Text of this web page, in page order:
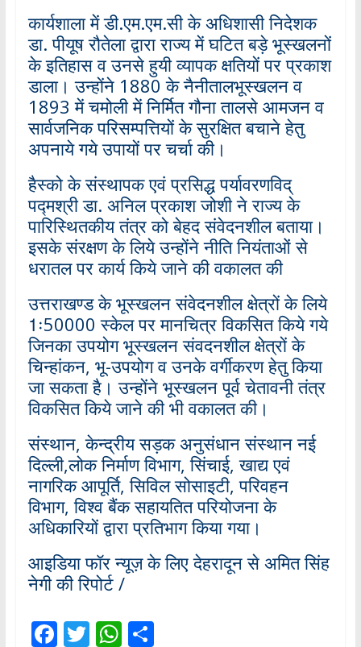
कार्यशाला में डी.एम.एम.सी के अधिशासी निदेशक
डा. पीयूष रौतेला द्वारा राज्य में घटित बड़े भूस्खलनों
के इतिहास व उनसे हुयी व्यापक क्षतियों पर प्रकाश
डाला। उन्होंने 1880 के नैनीतालभूस्खलन व
1893 में चमोली में निर्मित गौना तालसे आमजन व
सार्वजनिक परिसम्पत्तियों के सुरक्षित बचाने हेतु
अपनाये गये उपायों पर चर्चा की।
हैस्को के संस्थापक एवं प्रसिद्ध पर्यावरणविद्
पद्मश्री डा. अनिल प्रकाश जोशी ने राज्य के
पारिस्थितकीय तंत्र को बेहद संवेदनशील बताया।
इसके संरक्षण के लिये उन्होंने नीति नियंताओं से
धरातल पर कार्य किये जाने की वकालत की
उत्तराखण्ड के भूस्खलन संवेदनशील क्षेत्रों के लिये
1ः50000 स्केल पर मानचित्र विकसित किये गये
जिनका उपयोग भूस्खलन संवदनशील क्षेत्रों के
चिन्हांकन, भू-उपयोग व उनके वर्गीकरण हेतु किया
जा सकता है। उन्होंने भूस्खलन पूर्व चेतावनी तंत्र
विकसित किये जाने की भी वकालत की।
संस्थान, केन्द्रीय सड़क अनुसंधान संस्थान नई
दिल्ली,लोक निर्माण विभाग, सिंचाई, खाद्य एवं
नागरिक आपूर्ति, सिविल सोसाइटी, परिवहन
विभाग, विश्व बैंक सहायतित परियोजना के
अधिकारियों द्वारा प्रतिभाग किया गया।
आइडिया फॉर न्यूज़ के लिए देहरादून से अमित सिंह
नेगी की रिपोर्ट /
F T W S